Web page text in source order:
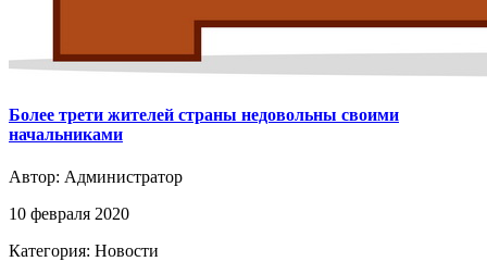
Более трети жителей страны недовольны своими
начальниками
Автор: Администратор
10 февраля 2020
Категория: Новости